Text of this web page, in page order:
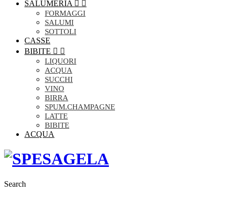
SALUMERIA  
FORMAGGI
SALUMI
SOTTOLI
CASSE
BIBITE  
LIQUORI
ACQUA
SUCCHI
VINO
BIRRA
SPUM.CHAMPAGNE
LATTE
BIBITE
ACQUA
Search